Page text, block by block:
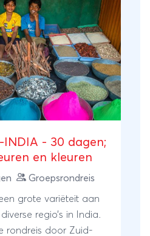
een traditioneel
ontspannen!
INDIA - 30 dagen;
en kleuren
Groepsrondreis
grote variëteit aan
regio’s in India.
rondreis door Zuid-